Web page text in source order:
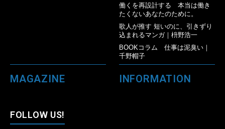
働くを再設計する 本当は働き
たくないあなたのために。
歌人が推す 短いのに、引きずり
込まれるマンガ｜枡野浩一
BOOKコラム 仕事は泥臭い｜
千野帽子
MAGAZINE INFORMATION
FOLLOW US!